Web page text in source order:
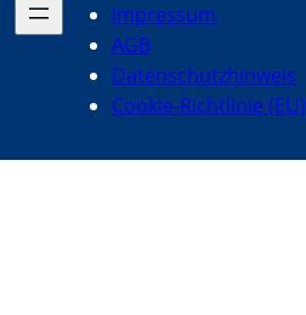
Impressum
AGB
Datenschutzhinweis
Cookie-Richtlinie (EU)